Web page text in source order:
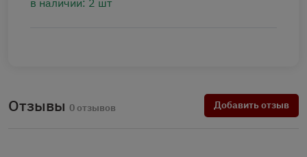
в наличии: 2 шт
Отзывы 0 отзывов Добавить отзыв